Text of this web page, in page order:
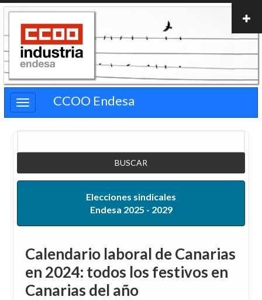
Pasar
contenido
principal
CCOO Endesa
Elecciones sindicales
Endesa 2025 - 2029
Calendario laboral de Canarias
en 2024: todos los festivos en
Canarias del año